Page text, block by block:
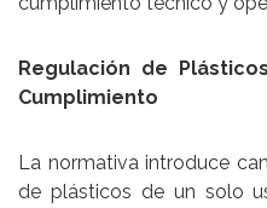
Regulación de
Cumplimiento
La normativa introduce
de plásticos de un solo